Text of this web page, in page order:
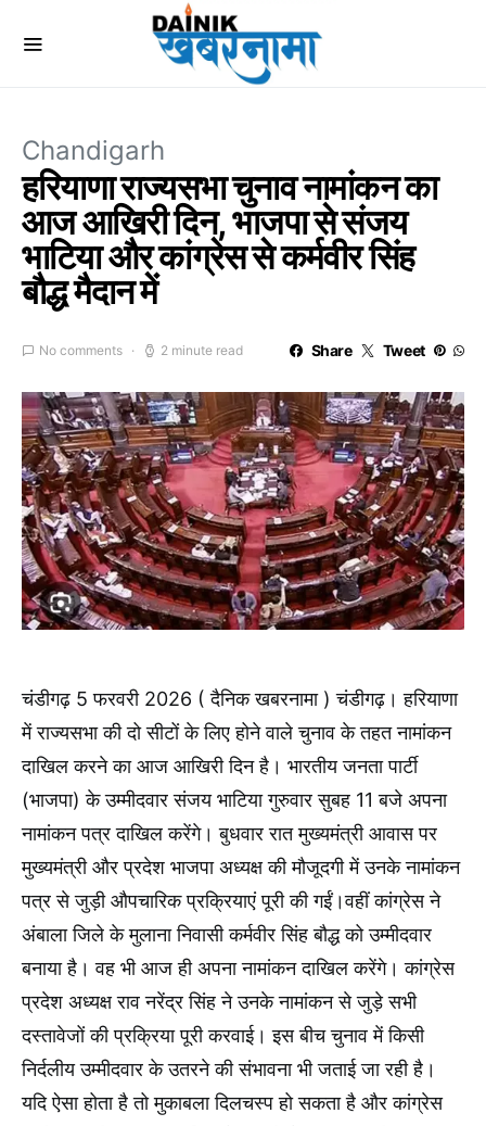
Chandigarh
हरियाणा राज्यसभा चुनाव नामांकन का
आज आखिरी दिन, भाजपा से संजय
भाटिया और कांग्रेस से कर्मवीर सिंह
बौद्ध मैदान में
No comments 2 minute read Share Tweet
चंडीगढ़ 5 फरवरी 2026 ( दैनिक खबरनामा ) चंडीगढ़। हरियाणा
में राज्यसभा की दो सीटों के लिए होने वाले चुनाव के तहत नामांकन
दाखिल करने का आज आखिरी दिन है। भारतीय जनता पार्टी
(भाजपा) के उम्मीदवार संजय भाटिया गुरुवार सुबह 11 बजे अपना
नामांकन पत्र दाखिल करेंगे। बुधवार रात मुख्यमंत्री आवास पर
मुख्यमंत्री और प्रदेश भाजपा अध्यक्ष की मौजूदगी में उनके नामांकन
पत्र से जुड़ी औपचारिक प्रक्रियाएं पूरी की गईं।वहीं कांग्रेस ने
अंबाला जिले के मुलाना निवासी कर्मवीर सिंह बौद्ध को उम्मीदवार
बनाया है। वह भी आज ही अपना नामांकन दाखिल करेंगे। कांग्रेस
प्रदेश अध्यक्ष राव नरेंद्र सिंह ने उनके नामांकन से जुड़े सभी
दस्तावेजों की प्रक्रिया पूरी करवाई। इस बीच चुनाव में किसी
निर्दलीय उम्मीदवार के उतरने की संभावना भी जताई जा रही है।
यदि ऐसा होता है तो मुकाबला दिलचस्प हो सकता है और कांग्रेस